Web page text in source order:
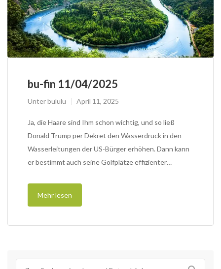
bu-fin 11/04/2025
Unterbululu April 11, 2025
Ja, die Haare sind Ihm schon wichtig, und so ließ
Donald Trump per Dekret den Wasserdruck in den
Wasserleitungen der US-Bürger erhöhen. Dann kann
er bestimmt auch seine Golfplätze effizienter…
Mehr lesen